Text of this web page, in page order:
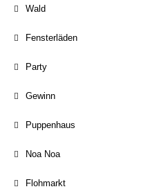
Wald
Fensterläden
Party
Gewinn
Puppenhaus
Noa Noa
Flohmarkt